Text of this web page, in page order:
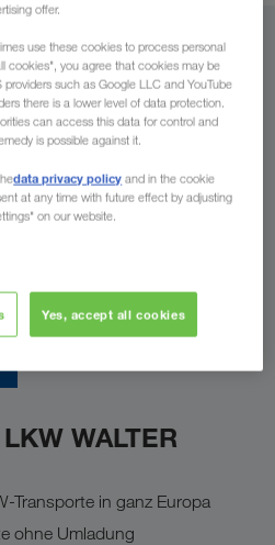
WALTER
Transporte in ganz Europa
ohne Umladung
offer.
use these cookies to process personal
cookies", you agree that cookies may be
such as Google LLC and YouTube
there is a lower level of data protection.
can access this data for control and
is possible against it.
data privacy policy and in the cookie
at any time with future effect by adjusting
on our website.
Yes, accept all cookies